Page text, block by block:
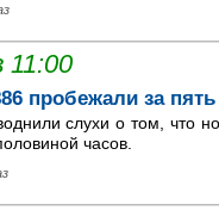
11:00
пробежали за
слухи о том, что
часов.